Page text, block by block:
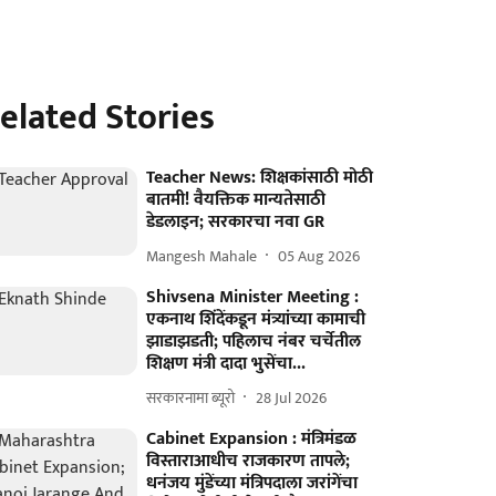
Stories
Teacher News: शिक्षकांसाठी मोठी
बातमी! वैयक्तिक मान्यतेसाठी
डेडलाइन; सरकारचा नवा GR
Mangesh Mahale 05 Aug 2026
Shivsena Minister Meeting :
एकनाथ शिंदेंकडून मंत्र्यांच्या कामाची
झाडाझडती; पहिलाच नंबर चर्चेतील
शिक्षण मंत्री दादा भुसेंचा...
सरकारनामा ब्यूरो 28 Jul 2026
Cabinet Expansion : मंत्रिमंडळ
विस्ताराआधीच राजकारण तापले;
धनंजय मुंडेंच्या मंत्रिपदाला जरांगेंचा